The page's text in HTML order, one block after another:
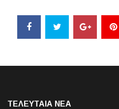
ΤΕΛΕΥΤΑΙΑ NEA